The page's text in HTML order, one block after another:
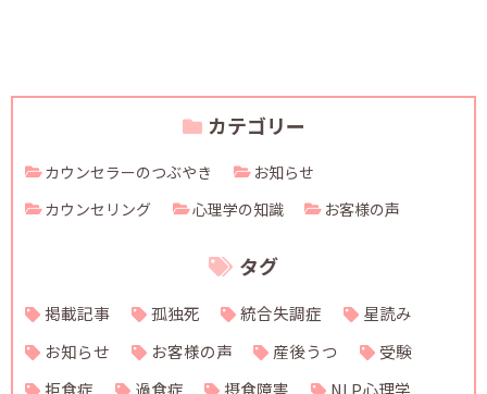
カテゴリー
カウンセラーのつぶやき
お知らせ
カウンセリング
心理学の知識 お客様の声
タグ
掲載記事 孤独死 統合失調症
星読み
お知らせ
お客様の声 産後うつ
受験
拒食症
過食症 摂食障害
NLP心理学